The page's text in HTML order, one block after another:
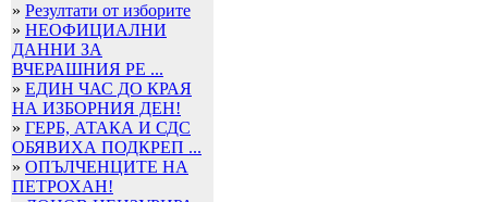
» Резултати от изборите
» НЕОФИЦИАЛНИ
ДАННИ ЗА
ВЧЕРАШНИЯ РЕ ...
» ЕДИН ЧАС ДО КРАЯ
НА ИЗБОРНИЯ ДЕН!
» ГЕРБ, АТАКА И СДС
ОБЯВИХА ПОДКРЕП ...
» ОПЪЛЧЕНЦИТЕ НА
ПЕТРОХАН!